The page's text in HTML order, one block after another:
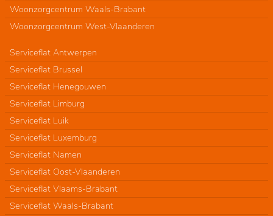
Woonzorgcentrum Waals-Brabant
Woonzorgcentrum West-Vlaanderen
Serviceflat Antwerpen
Serviceflat Brussel
Serviceflat Henegouwen
Serviceflat Limburg
Serviceflat Luik
Serviceflat Luxemburg
Serviceflat Namen
Serviceflat Oost-Vlaanderen
Serviceflat Vlaams-Brabant
Serviceflat Waals-Brabant